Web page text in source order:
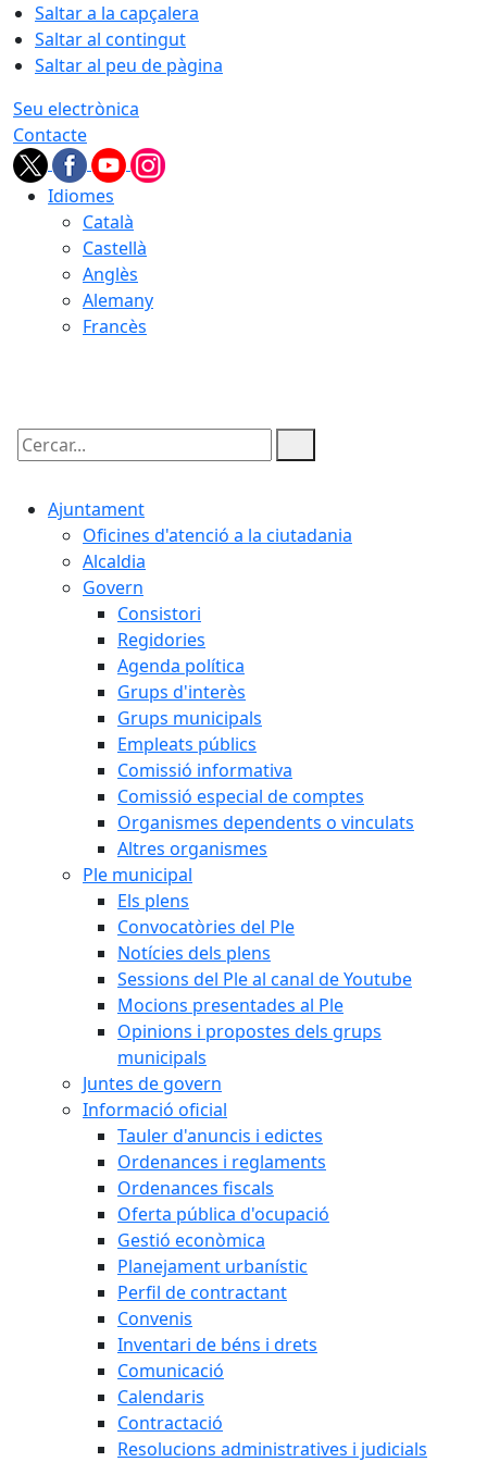
Saltar a la capçalera
Saltar al contingut
Saltar al peu de pàgina
Seu electrònica
Contacte
Idiomes
Català
Castellà
Anglès
Alemany
Francès
Cercar:
Ajuntament
Oficines d'atenció a la ciutadania
Alcaldia
Govern
Consistori
Regidories
Agenda política
Grups d'interès
Grups municipals
Empleats públics
Comissió informativa
Comissió especial de comptes
Organismes dependents o vinculats
Altres organismes
Ple municipal
Els plens
Convocatòries del Ple
Notícies dels plens
Sessions del Ple al canal de Youtube
Mocions presentades al Ple
Opinions i propostes dels grups
municipals
Juntes de govern
Informació oficial
Tauler d'anuncis i edictes
Ordenances i reglaments
Ordenances fiscals
Oferta pública d'ocupació
Gestió econòmica
Planejament urbanístic
Perfil de contractant
Convenis
Inventari de béns i drets
Comunicació
Calendaris
Contractació
Resolucions administratives i judicials